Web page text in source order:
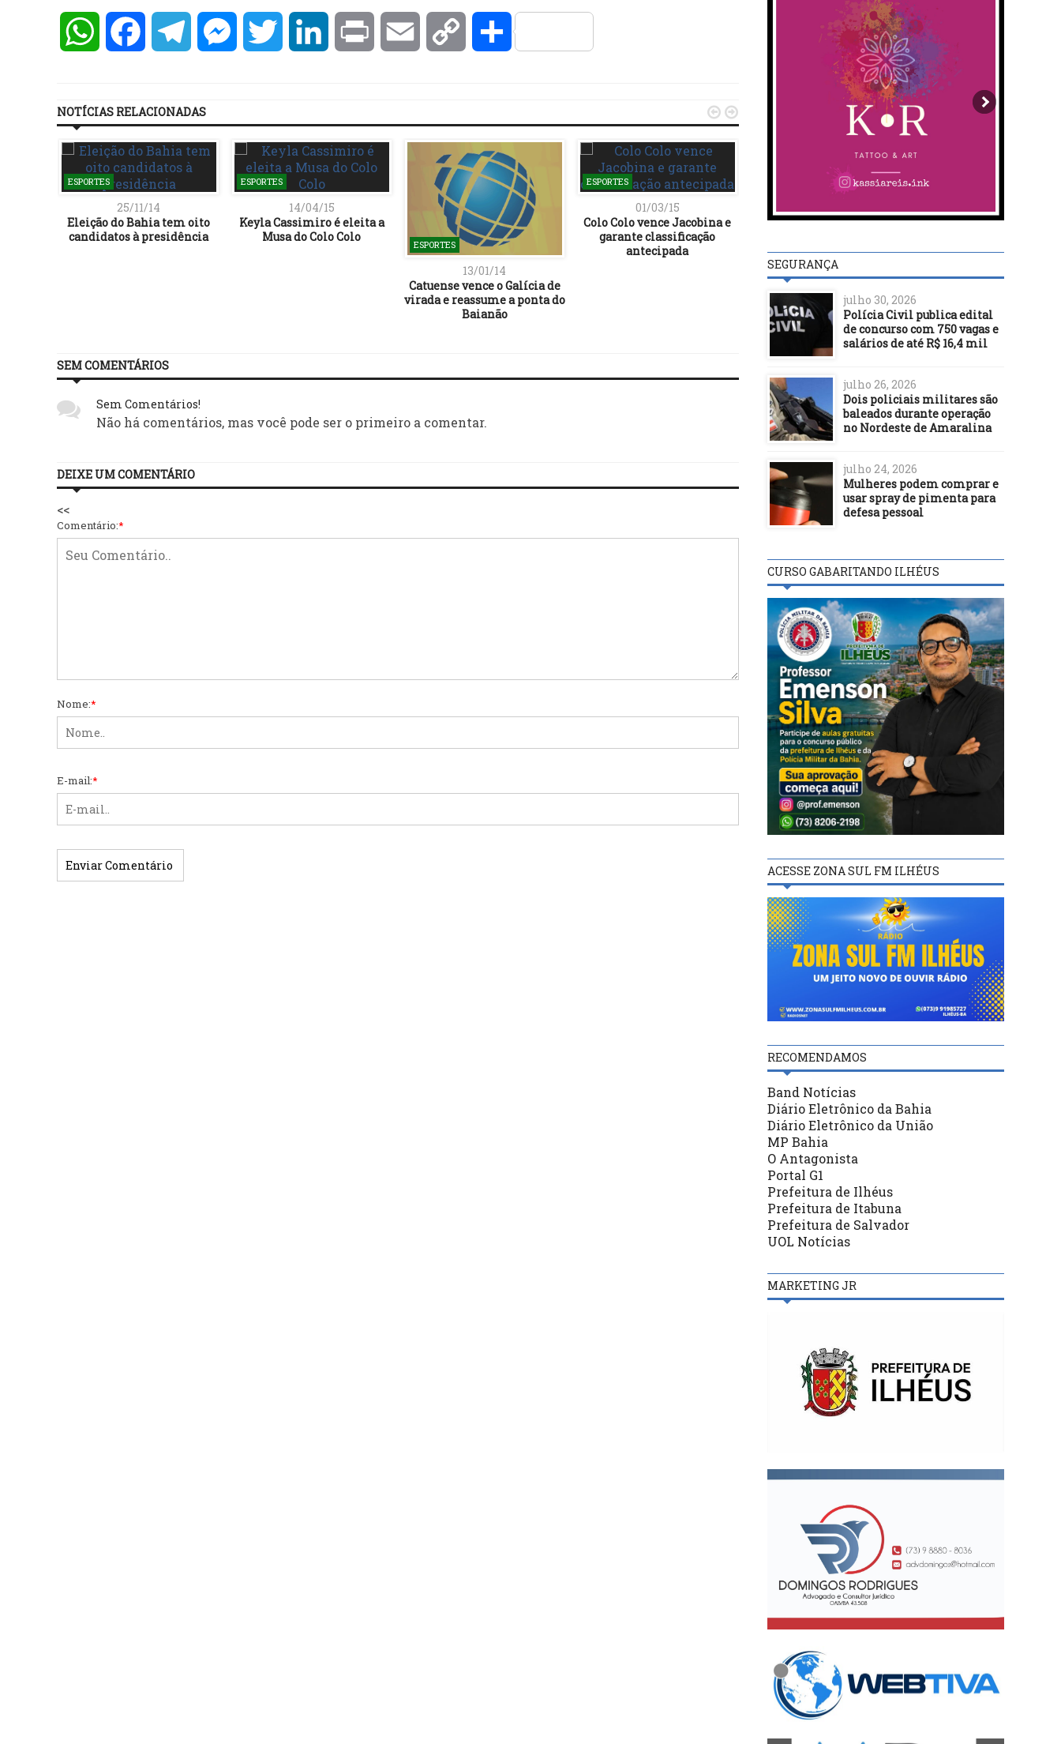
WhatsAppFacebookTelegramMessengerTwitter LinkedInPrint Email Copy Compartilhar
NOTÍCIAS RELACIONADAS
ESPORTES
25/11/14
Eleição do Bahia tem oito
candidatos à presidência
ESPORTES
14/04/15
Keyla Cassimiro é eleita a
Musa do Colo Colo
ESPORTES
13/01/14
Catuense vence o Galícia de
virada e reassume a ponta do
Baianão
ESPORTES
01/03/15
Colo Colo vence Jacobina e
garante classificação
antecipada
30/01/15
Salvador
Muricy é internado em
alta
 
SEM COMENTÁRIOS
Sem Comentários!
Não há comentários, mas você pode ser o primeiro a comentar.
DEIXE UM COMENTÁRIO
<<
Comentário:*
Nome:*
E-mail:*
SEGURANÇA
julho 30, 2026
Polícia Civil publica edital
de concurso com 750 vagas e
salários de até R$ 16,4 mil
julho 26, 2026
Dois policiais militares são
baleados durante operação
no Nordeste de Amaralina
julho 24, 2026
Mulheres podem comprar e
usar spray de pimenta para
defesa pessoal
CURSO GABARITANDO ILHÉUS
ACESSE ZONA SUL FM ILHÉUS
RECOMENDAMOS
Band Notícias
Diário Eletrônico da Bahia
Diário Eletrônico da União
MP Bahia
O Antagonista
Portal G1
Prefeitura de Ilhéus
Prefeitura de Itabuna
Prefeitura de Salvador
UOL Notícias
MARKETING JR